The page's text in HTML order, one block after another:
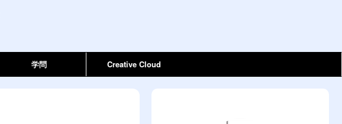
学問 Creative Cloud